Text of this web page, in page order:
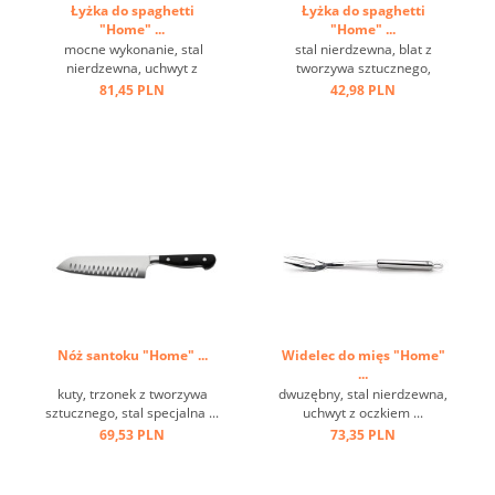
Łyżka do spaghetti
"Home" ...
mocne wykonanie, stal
nierdzewna, uchwyt z
oczkiem ...
81,45 PLN
Łyżka do spaghetti
"Home" ...
stal nierdzewna, blat z
tworzywa sztucznego,
odporna na temperaturę do
42,98 PLN
Nóż santoku "Home" ...
kuty, trzonek z tworzywa
sztucznego, stal specjalna ...
69,53 PLN
Widelec do mięs "Home"
...
dwuzębny, stal nierdzewna,
uchwyt z oczkiem ...
73,35 PLN